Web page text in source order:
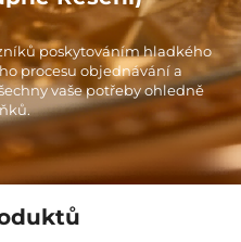
poskytováním hladkého
procesu objednávání a
vaše potřeby ohledně